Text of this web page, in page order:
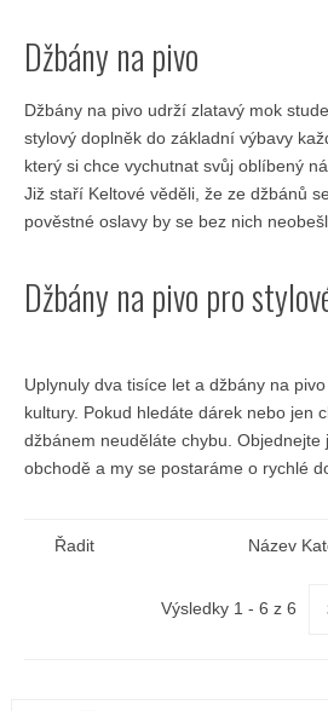
Džbány na pivo
Džbány na pivo udrží zlatavý mok
stylový doplněk do základní výbavy
který si chce vychutnat svůj oblíbený
Již staří Keltové věděli, že ze džbánů
pověstné oslavy by se bez nich
Džbány na pivo pro
Uplynuly dva tisíce let a džbány na
kultury. Pokud hledáte dárek nebo jen
džbánem neuděláte chybu. Objednejte
obchodě a my se postaráme o rychlé
Řadit Název
Výsledky 1 - 6 z 6